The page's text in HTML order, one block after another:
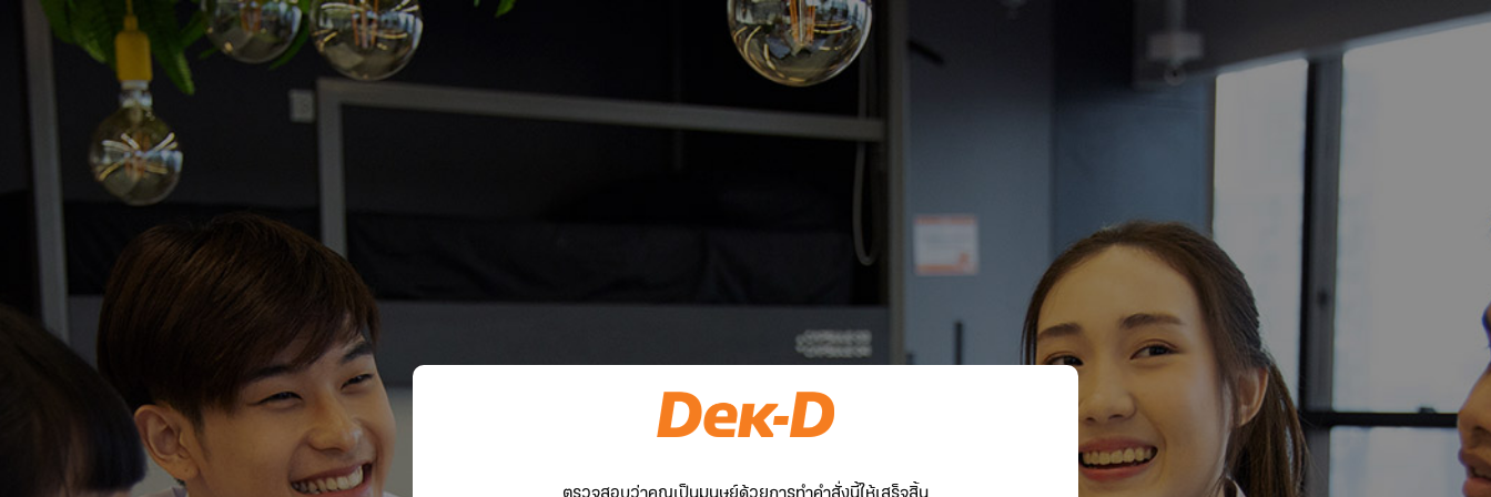
ตรวจสอบว่าคุณเป็นมนุษย์ด้วยการทำคำสั่งนี้ให้เสร็จสิ้น